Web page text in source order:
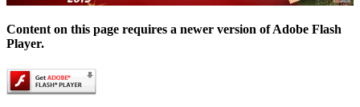
Content on this page requires a newer version of Adobe Flash
Player.